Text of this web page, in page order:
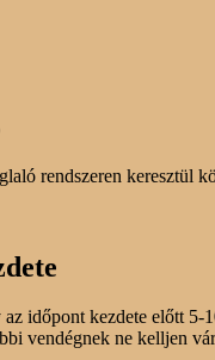
rendszeren keresztül
időpont kezdete előtt 5-
vendégnek ne kelljen